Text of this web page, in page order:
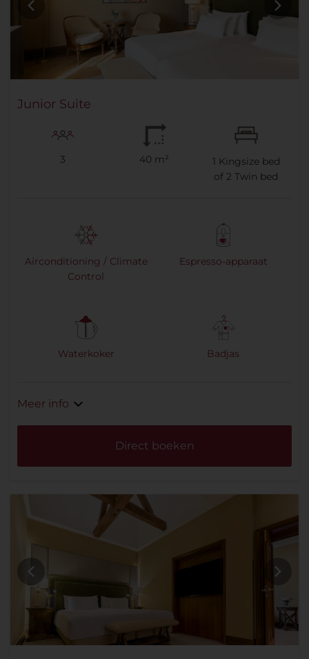
Junior Suite
3 40 m² 1 Kingsize bed
of 2 Twin bed
Airconditioning / Climate
Control
Espresso-apparaat
Waterkoker Badjas
Meer info
Direct boeken